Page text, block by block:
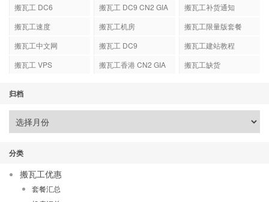
搬瓦工 DC6
搬瓦工 DC9 CN2 GIA
搬瓦工补货通知
搬瓦工速度
搬瓦工机房
搬瓦工限量版套餐
搬瓦工中文网
搬瓦工 DC9
搬瓦工建站教程
搬瓦工 VPS
搬瓦工香港 CN2 GIA 搬瓦工缺货
归档
分类
搬瓦工优惠
套餐汇总